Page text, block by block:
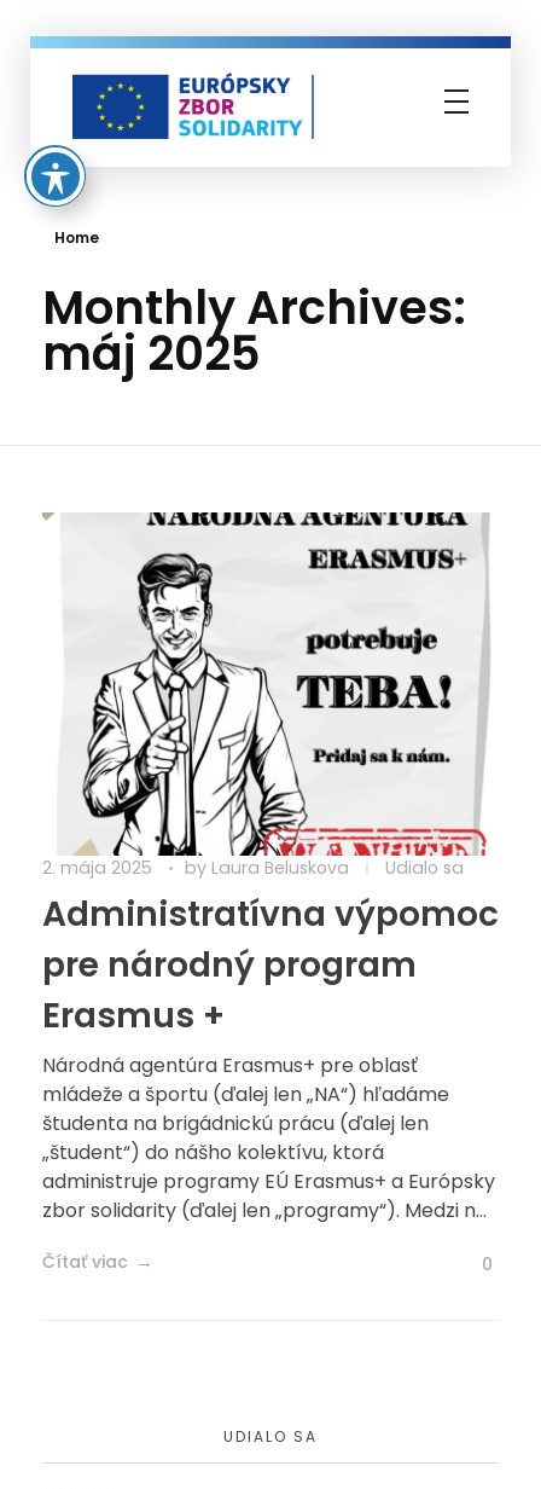
Home
Monthly Archives:
máj 2025
2. mája 2025 by Laura Beluskova Udialo sa
Administratívna výpomoc
pre národný program
Erasmus +
Národná agentúra Erasmus+ pre oblasť
mládeže a športu (ďalej len „NA“) hľadáme
študenta na brigádnickú prácu (ďalej len
„študent“) do nášho kolektívu, ktorá
administruje programy EÚ Erasmus+ a Európsky
zbor solidarity (ďalej len „programy“). Medzi n...
Čítať viac 0
UDIALO SA